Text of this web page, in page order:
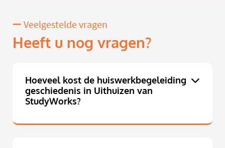
Veelgestelde vragen
Heeft u nog vragen?
Hoeveel kost de huiswerkbegeleiding
geschiedenis in Uithuizen van
StudyWorks?